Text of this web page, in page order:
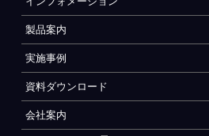
製品案内
実施事例
資料ダウンロード
会社案内